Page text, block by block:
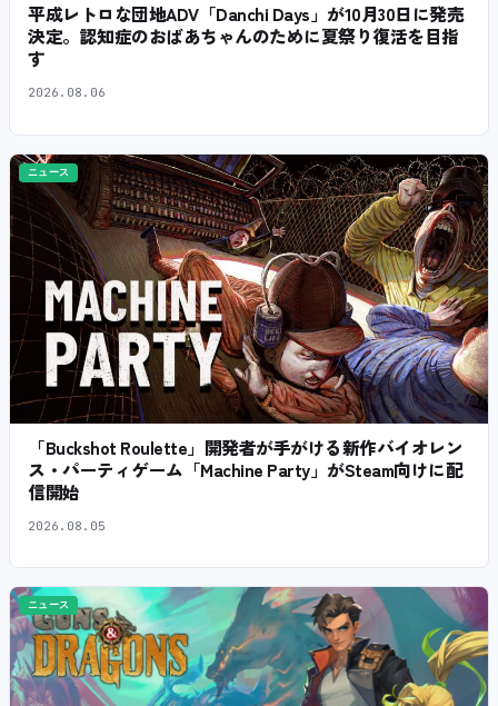
平成レトロな団地ADV「Danchi Days」が10月30日に発売
決定。認知症のおばあちゃんのために夏祭り復活を目指
す
2026.08.06
ニュース
「Buckshot Roulette」開発者が手がける新作バイオレン
ス・パーティゲーム「Machine Party」がSteam向けに配
信開始
2026.08.05
ニュース